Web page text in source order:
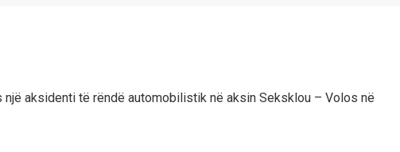
një aksidenti të rëndë automobilistik në aksin Seksklou – Volos në